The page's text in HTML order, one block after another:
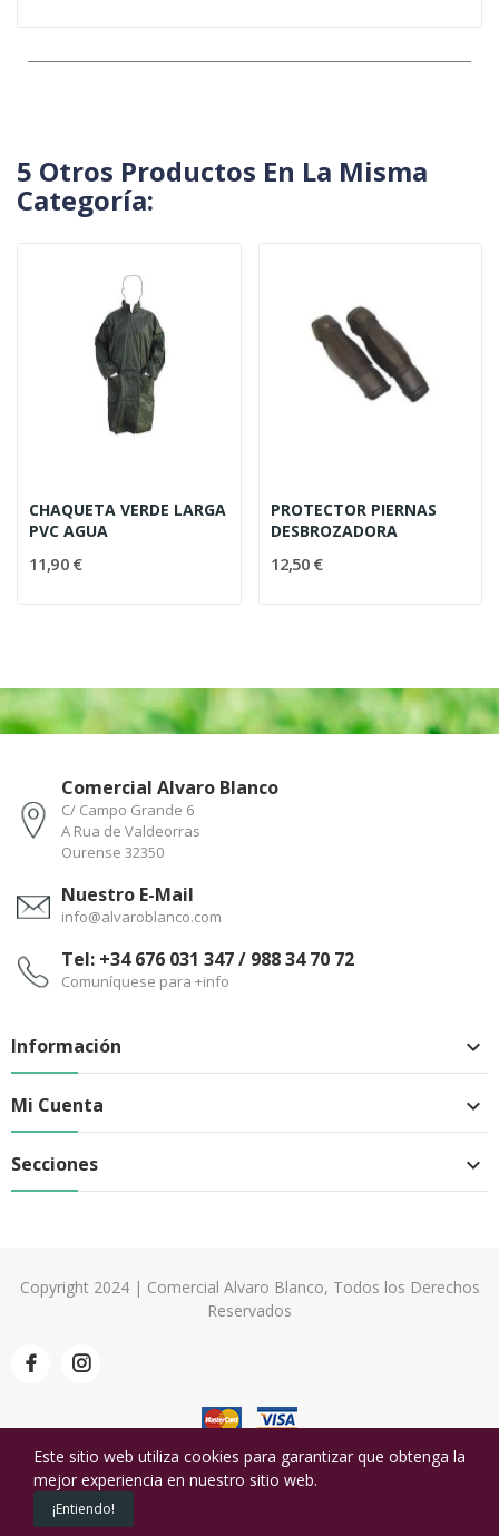
Productos
5 Otros Productos En La Misma
Categoría:
CHAQUETA VERDE LARGA
PVC AGUA
11,90 €
PROTECTOR PIERNAS
DESBROZADORA
12,50 €
Comercial Alvaro Blanco
C/ Campo Grande 6
A Rua de Valdeorras
Ourense 32350
Nuestro E-Mail
info@alvaroblanco.com
Tel: +34 676 031 347 / 988 34 70 72
Comuníquese para +info
Información 
Mi Cuenta 
Secciones 
Copyright 2024 | Comercial Alvaro Blanco, Todos los Derechos
Reservados
Este sitio web utiliza cookies para garantizar que obtenga la
mejor experiencia en nuestro sitio web.
¡Entiendo!